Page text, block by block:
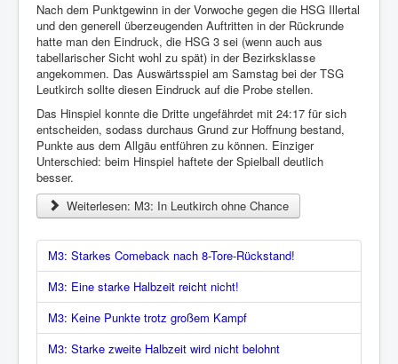
Nach dem Punktgewinn in der Vorwoche gegen die HSG Illertal
und den generell überzeugenden Auftritten in der Rückrunde
hatte man den Eindruck, die HSG 3 sei (wenn auch aus
tabellarischer Sicht wohl zu spät) in der Bezirksklasse
angekommen. Das Auswärtsspiel am Samstag bei der TSG
Leutkirch sollte diesen Eindruck auf die Probe stellen.
Das Hinspiel konnte die Dritte ungefährdet mit 24:17 für sich
entscheiden, sodass durchaus Grund zur Hoffnung bestand,
Punkte aus dem Allgäu entführen zu können. Einziger
Unterschied: beim Hinspiel haftete der Spielball deutlich
besser.
Weiterlesen: M3: In Leutkirch ohne Chance
M3: Starkes Comeback nach 8-Tore-Rückstand!
M3: Eine starke Halbzeit reicht nicht!
M3: Keine Punkte trotz großem Kampf
M3: Starke zweite Halbzeit wird nicht belohnt